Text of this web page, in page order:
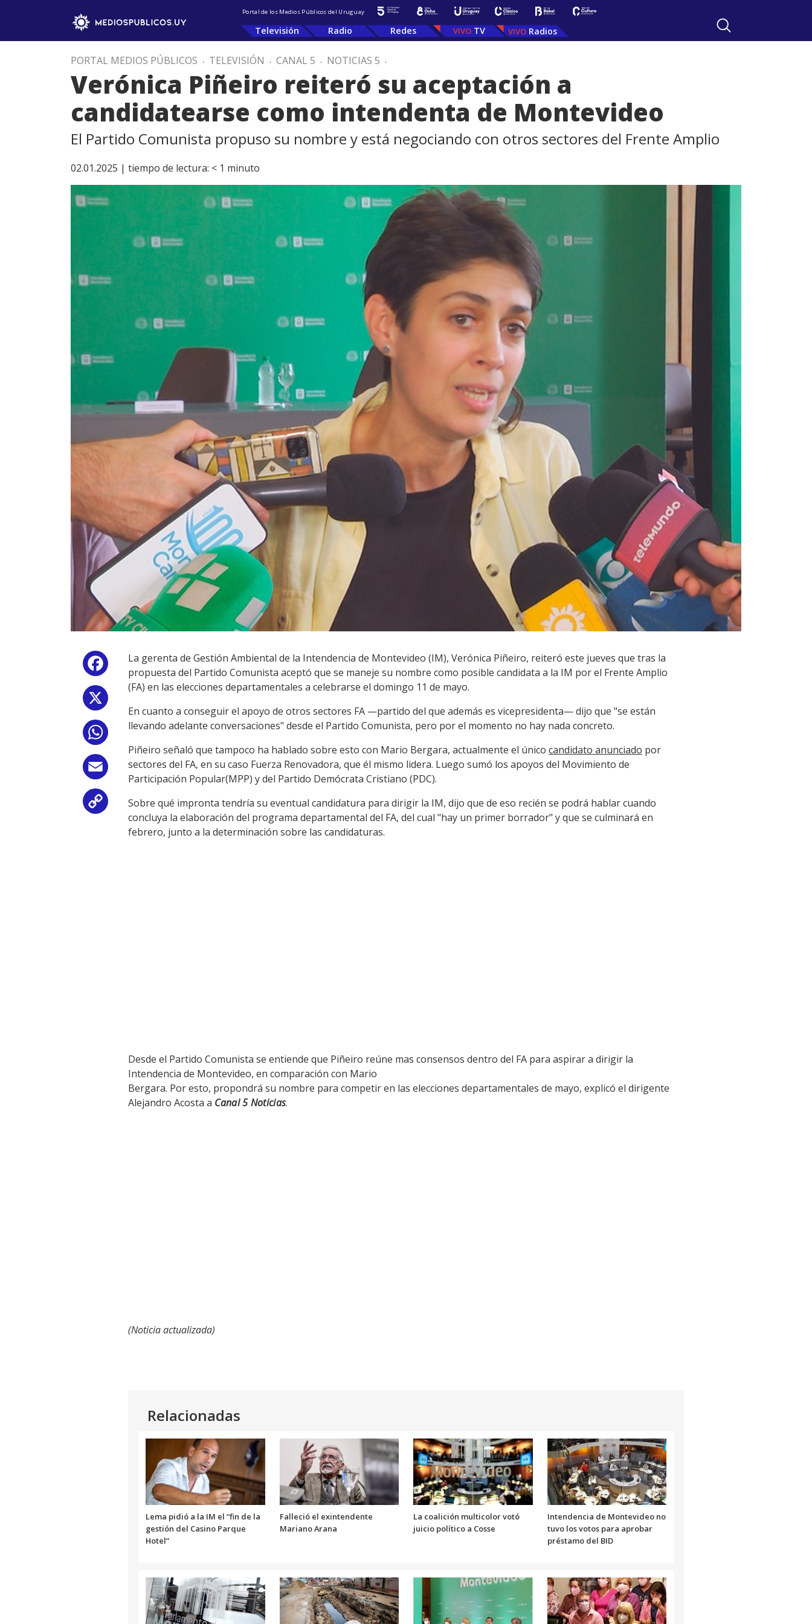
Portal de los Medios Públicos del Uruguay
Televisión Radio Redes TV Radios
PORTAL MEDIOS PÚBLICOS . TELEVISIÓN . CANAL 5 . NOTICIAS 5 .
Verónica Piñeiro reiteró su aceptación a
candidatearse como intendenta de Montevideo
El Partido Comunista propuso su nombre y está negociando con otros sectores del Frente Amplio
02.01.2025 | tiempo de lectura: < 1 minuto
Facebook
Email
Copy
Link
La gerenta de Gestión Ambiental de la Intendencia de Montevideo (IM), Verónica Piñeiro, reiteró este jueves que tras la
propuesta del Partido Comunista aceptó que se maneje su nombre como posible candidata a la IM por el Frente Amplio
(FA) en las elecciones departamentales a celebrarse el domingo 11 de mayo.
En cuanto a conseguir el apoyo de otros sectores FA —partido del que además es vicepresidenta— dijo que "se están
llevando adelante conversaciones" desde el Partido Comunista, pero por el momento no hay nada concreto.
Piñeiro señaló que tampoco ha hablado sobre esto con Mario Bergara, actualmente el único candidato anunciado por
sectores del FA, en su caso Fuerza Renovadora, que él mismo lidera. Luego sumó los apoyos del Movimiento de
Participación Popular(MPP) y del Partido Demócrata Cristiano (PDC).
Sobre qué impronta tendría su eventual candidatura para dirigir la IM, dijo que de eso recién se podrá hablar cuando
concluya la elaboración del programa departamental del FA, del cual "hay un primer borrador" y que se culminará en
febrero, junto a la determinación sobre las candidaturas.
Desde el Partido Comunista se entiende que Piñeiro reúne mas consensos dentro del FA para aspirar a dirigir la
Intendencia de Montevideo, en comparación con Mario
Bergara. Por esto, propondrá su nombre para competir en las elecciones departamentales de mayo, explicó el dirigente
Alejandro Acosta a Canal 5 Noticias.
(Noticia actualizada)
Relacionadas
Lema pidió a la IM el “fin de la
gestión del Casino Parque
Hotel”
Falleció el exintendente
Mariano Arana
La coalición multicolor votó
juicio político a Cosse
Intendencia de Montevideo no
tuvo los votos para aprobar
préstamo del BID